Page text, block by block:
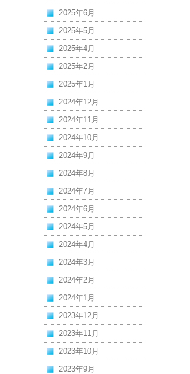
2025年6月
2025年5月
2025年4月
2025年2月
2025年1月
2024年12月
2024年11月
2024年10月
2024年9月
2024年8月
2024年7月
2024年6月
2024年5月
2024年4月
2024年3月
2024年2月
2024年1月
2023年12月
2023年11月
2023年10月
2023年9月